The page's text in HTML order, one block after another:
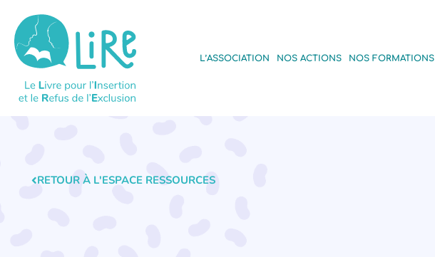
L’ASSOCIATION NOS ACTIONS NOS FORMATIONS
RETOUR À L'ESPACE RESSOURCES